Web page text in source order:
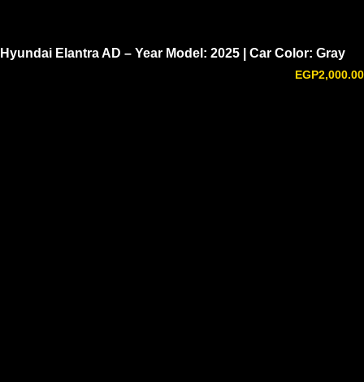
Hyundai Elantra AD – Year Model: 2025 | Car Color: Gray
EGP2,000.00